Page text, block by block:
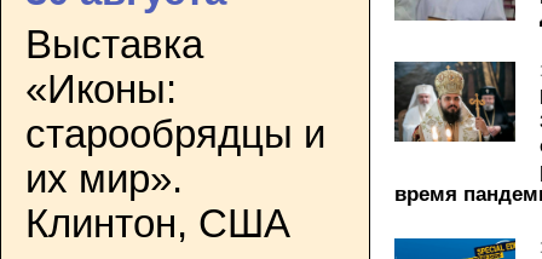
Выставка
«Иконы:
старообрядцы и
их мир».
Клинтон, США
время